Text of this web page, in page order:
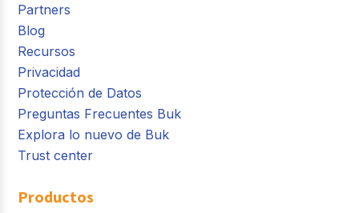
Partners
Blog
Recursos
Privacidad
Protección de Datos
Preguntas Frecuentes Buk
Explora lo nuevo de Buk
Trust center
Productos